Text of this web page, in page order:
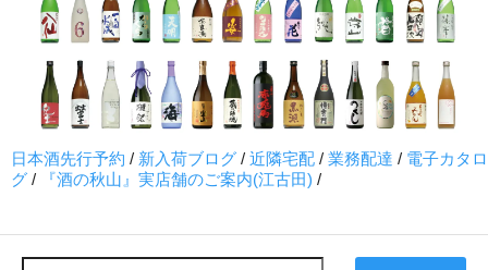
日本酒先行予約 / 新入荷ブログ / 近隣宅配 / 業務配達 / 電子カタロ
グ / 『酒の秋山』実店舗のご案内(江古田) /